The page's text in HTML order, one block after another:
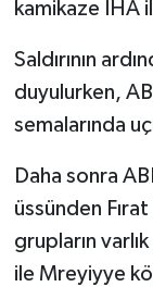
kamikaze İHA
Saldırının
duyulurken,
semalarında
Daha sonra
üssünden
grupların
ile Mreyiyye